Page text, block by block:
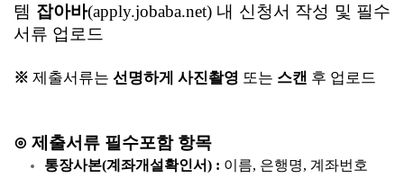
템 잡아바(apply.jobaba.net) 내 신청서 작성 및 필수
서류 업로드
※ 제출서류는 선명하게 사진촬영 또는 스캔 후 업로드
⊙ 제출서류 필수포함 항목
통장사본(계좌개설확인서) : 이름, 은행명, 계좌번호